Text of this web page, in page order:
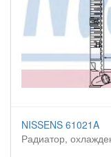
NISSENS 61021A
Радиатор,